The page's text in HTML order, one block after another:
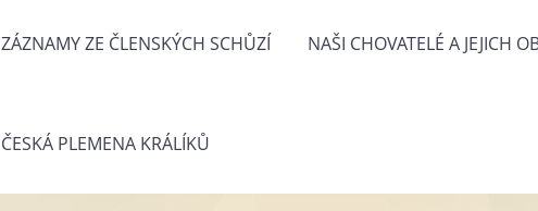
ZÁZNAMY ZE ČLENSKÝCH SCHŮZÍ NAŠI CHOVATELÉ A JEJICH
ČESKÁ PLEMENA KRÁLÍKŮ